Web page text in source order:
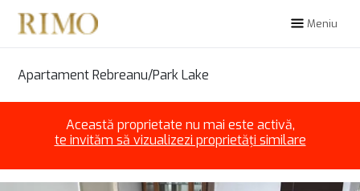
Meniu
Apartament Rebreanu/Park Lake
Această proprietate nu mai este activă,
te invităm să vizualizezi proprietăți similare